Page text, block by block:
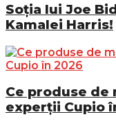
Soția lui Joe
Kamalei Harris!
Ce produse de
experții Cupio